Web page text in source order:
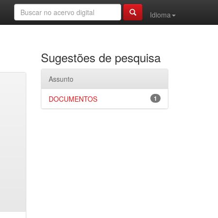
Idioma
Sugestões de pesquisa
Assunto
1
DOCUMENTOS